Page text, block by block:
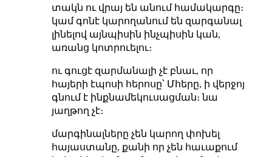
տակն ու վրայ են անում համակարգը։
կամ գոնէ կարողանում են զարգանալ
լինելով այնպիսին ինչպիսին կան,
առանց կոտրուելու։
ու գուցէ զարմանալի չէ բնաւ, որ
հայերի էպոսի հերոսը՝ Մհերը, ի վերջոյ
գնում է ինքնամեկուսացման։ նա
յաղթող չէ։
մարգինալները չեն կարող փոխել
հայաստանը, քանի որ չեն հաւաքում